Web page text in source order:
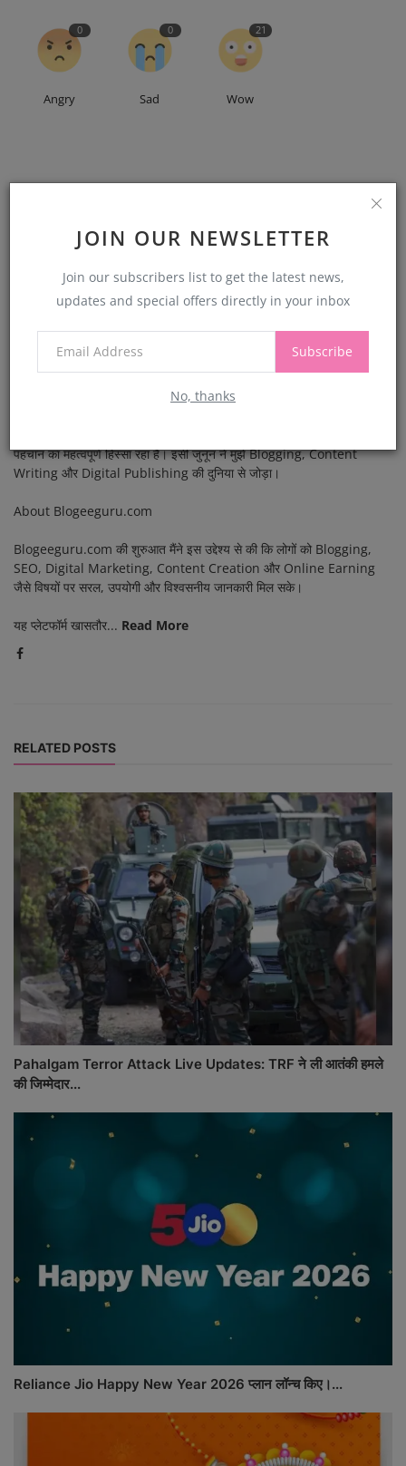
JOIN OUR NEWSLETTER
Join our subscribers list to get the latest news,
updates and special offers directly in your inbox
Subscribe
No, thanks
0
Angry
0
Sad
21
Wow
Jyoti Pandey
About Jyoti Pandey
पहचान का महत्वपूर्ण हिस्सा रहा है। इसी जुनून ने मुझे Blogging, Content
Writing और Digital Publishing की दुनिया से जोड़ा।
About Blogeeguru.com
Blogeeguru.com की शुरुआत मैंने इस उद्देश्य से की कि लोगों को Blogging,
SEO, Digital Marketing, Content Creation और Online Earning
जैसे विषयों पर सरल, उपयोगी और विश्वसनीय जानकारी मिल सके।
यह प्लेटफॉर्म खासतौर... Read More
RELATED POSTS
Pahalgam Terror Attack Live Updates: TRF ने ली आतंकी हमले
की जिम्मेदार...
Reliance Jio Happy New Year 2026 प्लान लॉन्च किए।...